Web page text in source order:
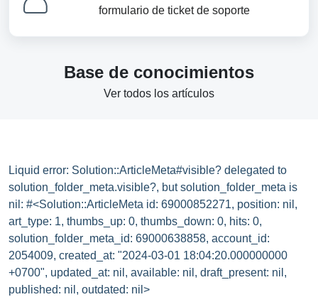
formulario de ticket de soporte
Base de conocimientos
Ver todos los artículos
Liquid error: Solution::ArticleMeta#visible? delegated to
solution_folder_meta.visible?, but solution_folder_meta is
nil: #<Solution::ArticleMeta id: 69000852271, position: nil,
art_type: 1, thumbs_up: 0, thumbs_down: 0, hits: 0,
solution_folder_meta_id: 69000638858, account_id:
2054009, created_at: "2024-03-01 18:04:20.000000000
+0700", updated_at: nil, available: nil, draft_present: nil,
published: nil, outdated: nil>